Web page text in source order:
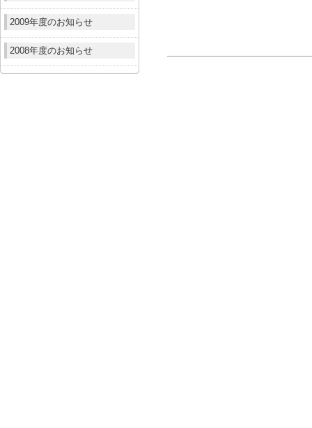
2009年度のお知らせ
2008年度のお知らせ